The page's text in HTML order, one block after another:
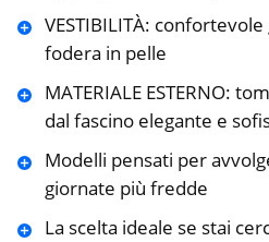
VESTIBILITÀ:
fodera in pelle
MATERIALE ESTERNO:
dal fascino elegante e
Modelli pensati per
giornate più fredde
La scelta ideale se stai